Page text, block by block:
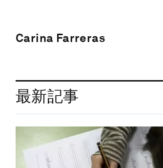
Carina Farreras
最新記事